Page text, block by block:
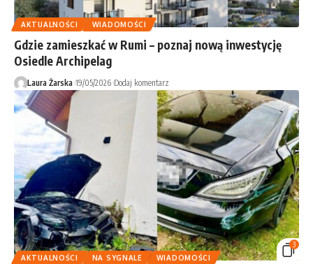
AKTUALNOŚCI WIADOMOŚCI
Gdzie zamieszkać w Rumi – poznaj nową inwestycję
Osiedle Archipelag
Laura Żarska 19/05/2026 Dodaj komentarz
3
AKTUALNOŚCI
NA SYGNALE WIADOMOŚCI